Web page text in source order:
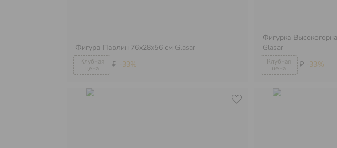
₽ -33%
Фигура Павлин 76x28x56 см Glasar
₽ -33%
Фигурка
Glasar